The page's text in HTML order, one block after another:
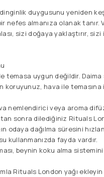
duygusunu yeniden
almanıza olanak tanır.
sizi doğaya yaklaştırır,
temasa uygun değildir.
koruyunuz, hava ile
nemlendirici veya aroma
sonra dilediğiniz Rituals
odaya dağılma süresini
kullanmanızda fayda vardır.
beynin koku alma
Rituals London yağı